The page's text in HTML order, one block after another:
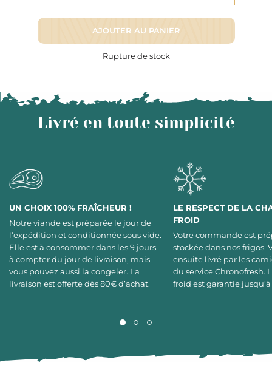
AJOUTER AU PANIER
Rupture de stock
Livré en toute simplicité
UN CHOIX 100% FRAÎCHEUR !
Notre viande est préparée le jour de
l’expédition et conditionnée sous vide.
Elle est à consommer dans les 9 jours,
à compter du jour de livraison, mais
vous pouvez aussi la congeler. La
livraison est offerte dès 80€ d’achat.
LE RESPECT DE LA
FROID
Votre commande est
stockée dans nos frigos.
ensuite livré par les
du service Chronofresh.
froid est garantie